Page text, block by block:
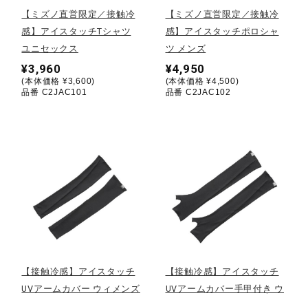
陸上競技
卓球
柔道
ウィンタースポーツ
ワーキング
【ミズノ直営限定／接触冷
感】アイスタッチTシャツ
ユニセックス
¥3,960
(本体価格 ¥3,600)
品番 C2JAC101
【ミズノ直営限定／接触冷
感】アイスタッチポロシャ
ツ メンズ
¥4,950
(本体価格 ¥4,500)
品番 C2JAC102
【接触冷感】アイスタッチ
UVアームカバー ウィメンズ
【接触冷感】アイスタッチ
UVアームカバー手甲付き ウ